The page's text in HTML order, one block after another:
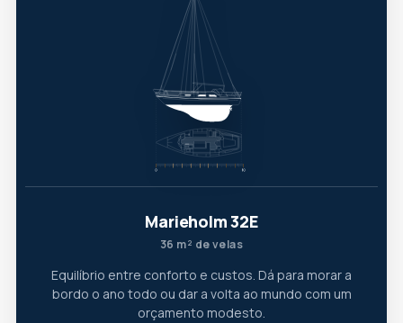
Marieholm 32E
36 m² de velas
Equilíbrio entre conforto e custos. Dá para morar a
bordo o ano todo ou dar a volta ao mundo com um
orçamento modesto.